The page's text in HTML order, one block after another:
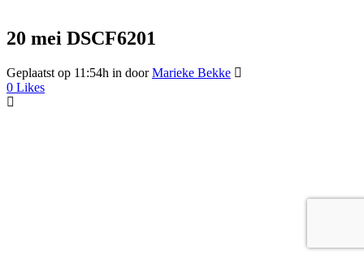
20 mei DSCF6201
Geplaatst op 11:54h in doorMarieke Bekke
0 Likes